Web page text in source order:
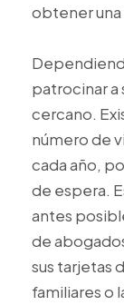
obtener una
patrocinar a
cercano.
número de
cada año,
de espera.
antes
de
sus tarjetas
familiares o